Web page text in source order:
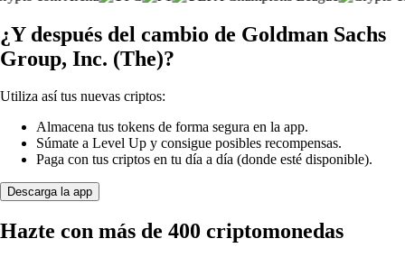
¿Y después del cambio de Goldman Sachs
Group, Inc. (The)?
Utiliza así tus nuevas criptos:
Almacena tus tokens de forma segura en la app.
Súmate a Level Up y consigue posibles recompensas.
Paga con tus criptos en tu día a día (donde esté disponible).
Descarga la app
Hazte con más de 400 criptomonedas